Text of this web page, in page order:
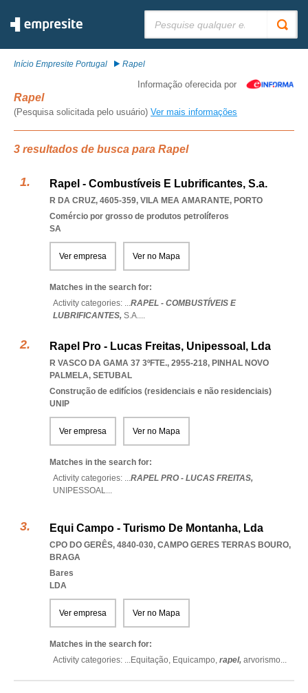
Início Empresite Portugal Rapel
Informação oferecida por
Rapel
(Pesquisa solicitada pelo usuário) Ver mais informações
3 resultados de busca para Rapel
Rapel - Combustíveis E Lubrificantes, S.a.
R DA CRUZ, 4605-359, VILA MEA AMARANTE, PORTO
Comércio por grosso de produtos petrolíferos
SA
Ver empresa Ver no Mapa
Matches in the search for:
Activity categories: ...RAPEL - COMBUSTÍVEIS E
LUBRIFICANTES, S.A....
Rapel Pro - Lucas Freitas, Unipessoal, Lda
R VASCO DA GAMA 37 3ºFTE., 2955-218, PINHAL NOVO
PALMELA, SETUBAL
Construção de edifícios (residenciais e não residenciais)
UNIP
Ver empresa Ver no Mapa
Matches in the search for:
Activity categories: ...RAPEL PRO - LUCAS FREITAS,
UNIPESSOAL...
Equi Campo - Turismo De Montanha, Lda
CPO DO GERÊS, 4840-030, CAMPO GERES TERRAS BOURO,
BRAGA
Bares
LDA
Ver empresa Ver no Mapa
Matches in the search for:
Activity categories: ...Equitação, Equicampo, rapel, arvorismo...